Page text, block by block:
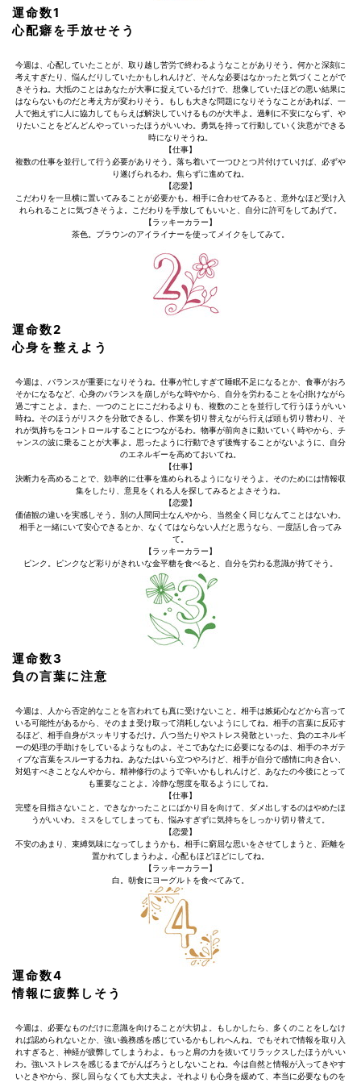
運命数1
心配癖を手放せそう
今週は、心配していたことが、取り越し苦労で終わるようなことがありそう。何かと深刻に
考えすぎたり、悩んだりしていたかもしれんけど、そんな必要はなかったと気づくことがで
きそうね。大抵のことはあなたが大事に捉えているだけで、想像していたほどの悪い結果に
はならないものだと考え方が変わりそう。もしも大きな問題になりそうなことがあれば、一
人で抱えずに人に協力してもらえば解決していけるものが大半よ。過剰に不安にならず、や
りたいことをどんどんやっていったほうがいいわ。勇気を持って行動していく決意ができる
時になりそうね。
【仕事】
複数の仕事を並行して行う必要がありそう。落ち着いて一つひとつ片付けていけば、必ずや
り遂げられるわ。焦らずに進めてね。
【恋愛】
こだわりを一旦横に置いてみることが必要かも。相手に合わせてみると、意外なほど受け入
れられることに気づきそうよ。こだわりを手放してもいいと、自分に許可をしてあげて。
【ラッキーカラー】
茶色。ブラウンのアイライナーを使ってメイクをしてみて。
運命数2
心身を整えよう
今週は、バランスが重要になりそうね。仕事が忙しすぎて睡眠不足になるとか、食事がおろ
そかになるなど、心身のバランスを崩しがちな時やから、自分を労わることを心掛けながら
過ごすことよ。また、一つのことにこだわるよりも、複数のことを並行して行うほうがいい
時ね。そのほうがリスクを分散できるし、作業を切り替えながら行えば頭も切り替わり、そ
れが気持ちをコントロールすることにつながるわ。物事が前向きに動いていく時やから、チ
ャンスの波に乗ることが大事よ。思ったように行動できず後悔することがないように、自分
のエネルギーを高めておいてね。
【仕事】
決断力を高めることで、効率的に仕事を進められるようになりそうよ。そのためには情報収
集をしたり、意見をくれる人を探してみるとよさそうね。
【恋愛】
価値観の違いを実感しそう。別の人間同士なんやから、当然全く同じなんてことはないわ。
相手と一緒にいて安心できるとか、なくてはならない人だと思うなら、一度話し合ってみ
て。
【ラッキーカラー】
ピンク。ピンクなど彩りがきれいな金平糖を食べると、自分を労わる意識が持てそう。
運命数3
負の言葉に注意
今週は、人から否定的なことを言われても真に受けないこと。相手は嫉妬心などから言って
いる可能性があるから、そのまま受け取って消耗しないようにしてね。相手の言葉に反応す
るほど、相手自身がスッキリするだけ。八つ当たりやストレス発散といった、負のエネルギ
ーの処理の手助けをしているようなものよ。そこであなたに必要になるのは、相手のネガテ
ィブな言葉をスルーする力ね。あなたはいら立つやろけど、相手が自分で感情に向き合い、
対処すべきことなんやから。精神修行のようで辛いかもしれんけど、あなたの今後にとって
も重要なことよ。冷静な態度を取るようにしてね。
【仕事】
完璧を目指さないこと。できなかったことにばかり目を向けて、ダメ出しするのはやめたほ
うがいいわ。ミスをしてしまっても、悩みすぎずに気持ちをしっかり切り替えて。
【恋愛】
不安のあまり、束縛気味になってしまうかも。相手に窮屈な思いをさせてしまうと、距離を
置かれてしまうわよ。心配もほどほどにしてね。
【ラッキーカラー】
白。朝食にヨーグルトを食べてみて。
運命数4
情報に疲弊しそう
今週は、必要なものだけに意識を向けることが大切よ。もしかしたら、多くのことをしなけ
れば認められないとか、強い義務感を感じているかもしれへんね。でもそれで情報を取り入
れすぎると、神経が疲弊してしまうわよ。もっと肩の力を抜いてリラックスしたほうがいい
わ。強いストレスを感じるまでがんばろうとしないことね。今は自然と情報が入ってきやす
いときやから、探し回らなくても大丈夫よ。それよりも心身を緩めて、本当に必要なものを